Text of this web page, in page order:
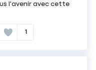
l'avenir avec cette
1